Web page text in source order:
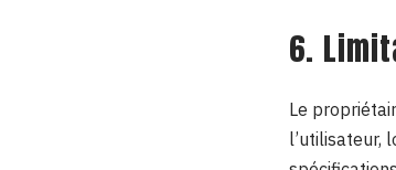
6.
Le
l’utilisateur,